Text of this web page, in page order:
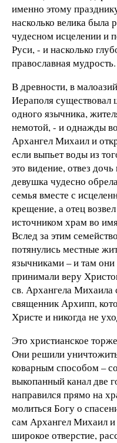
именно этому
насколько велика
чудесном исцелении и
Руси, - и насколько
православная мудрость.
В древности, в
Иераполя существовал
одного язычника,
немотой, - и однажды
Архангел Михаил и
если выпьет воды из
это видение, отвез
девушка чудесно
семья вместе с
крещение, а отец
источником храм во
Вслед за этим
потянулись местные
язычниками – и там
принимали веру
св. Архангела Михаила
священник Архипп,
Христе и никогда не
Это христианское
Они решили
коварным способом –
выкопанный канал две
направился прямо на
молиться Богу о
сам Архангел Михаил и
широкое отверстие,